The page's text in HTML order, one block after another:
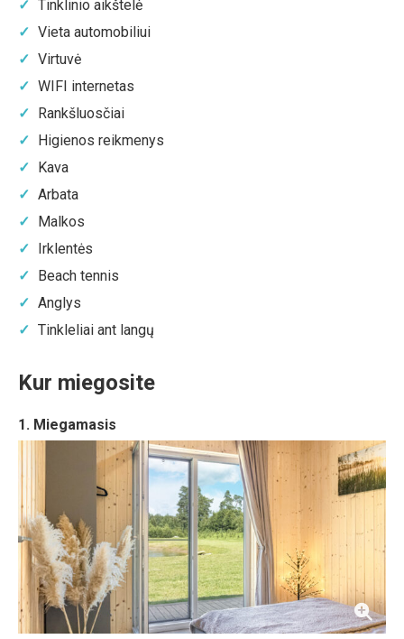
Tinklinio aikštelė
Vieta automobiliui
Virtuvė
WIFI internetas
Rankšluosčiai
Higienos reikmenys
Kava
Arbata
Malkos
Irklentės
Beach tennis
Anglys
Tinkleliai ant langų
Kur miegosite
1. Miegamasis